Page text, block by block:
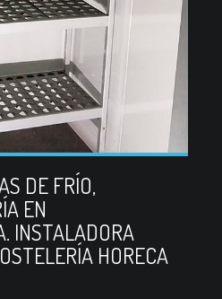
DE FRÍO,
EN
INSTALADORA
HORECA